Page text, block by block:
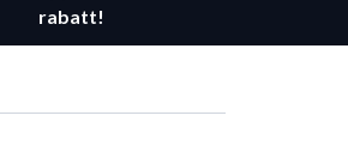
rabatt!